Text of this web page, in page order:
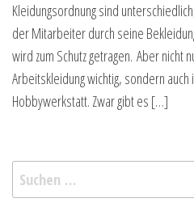
Kleidungsordnung sind
der Mitarbeiter durch seine
wird zum Schutz getragen. Aber nicht
Arbeitskleidung wichtig, sondern
Hobbywerkstatt. Zwar gibt es […]
Suchen
nach: